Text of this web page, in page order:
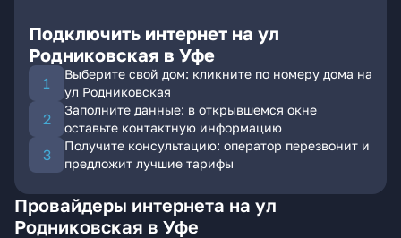
Подключить интернет на ул
Родниковская в Уфе
Выберите свой дом: кликните по номеру дома на
ул Родниковская
Заполните данные: в открывшемся окне
оставьте контактную информацию
Получите консультацию: оператор перезвонит и
предложит лучшие тарифы
Провайдеры интернета на ул
Родниковская в Уфе